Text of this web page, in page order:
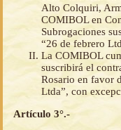
Alto Colquiri,
COMIBOL en
Subrogaciones
“26 de febrero
La COMIBOL
suscribirá el
Rosario en favor
Ltda”, con
Artículo 3°.-